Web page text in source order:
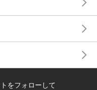
をフォローして